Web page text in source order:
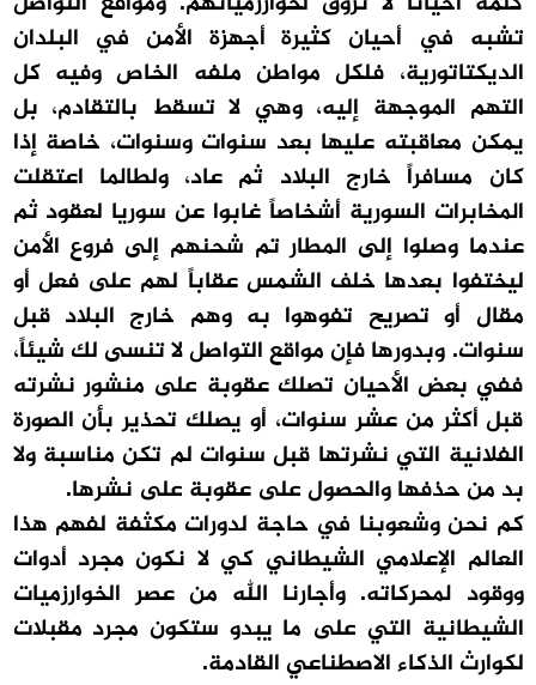
تشبه في أحيان كثيرة أجهزة الأمن في البلدان
الديكتاتورية، فلكل مواطن ملفه الخاص وفيه كل
التهم الموجهة إليه، وهي لا تسقط بالتقادم، بل
يمكن معاقبته عليها بعد سنوات وسنوات، خاصة إذا
كان مسافراً خارج البلاد ثم عاد، ولطالما اعتقلت
المخابرات السورية أشخاصاً غابوا عن سوريا لعقود ثم
عندما وصلوا إلى المطار تم شحنهم إلى فروع الأمن
ليختفوا بعدها خلف الشمس عقاباً لهم على فعل أو
مقال أو تصريح تفوهوا به وهم خارج البلاد قبل
سنوات. وبدورها فإن مواقع التواصل لا تنسى لك شيئاً،
ففي بعض الأحيان تصلك عقوبة على منشور نشرته
قبل أكثر من عشر سنوات، أو يصلك تحذير بأن الصورة
الفلانية التي نشرتها قبل سنوات لم تكن مناسبة ولا
بد من حذفها والحصول على عقوبة على نشرها.
كم نحن وشعوبنا في حاجة لدورات مكثفة لفهم هذا
العالم الإعلامي الشيطاني كي لا نكون مجرد أدوات
ووقود لمحركاته. وأجارنا الله من عصر الخوارزميات
الشيطانية التي على ما يبدو ستكون مجرد مقبلات
لكوارث الذكاء الاصطناعي القادمة.